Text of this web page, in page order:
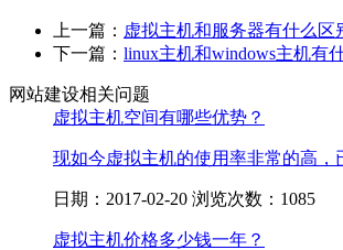
上一篇： 虚拟主机和服务器有什么区
下一篇： linux主机和windows主机有
网站建设相关问题
虚拟主机空间有哪些优势？
现如今虚拟主机的使用率非常的高，
日期：2017-02-20 浏览次数：1085
虚拟主机价格多少钱一年？